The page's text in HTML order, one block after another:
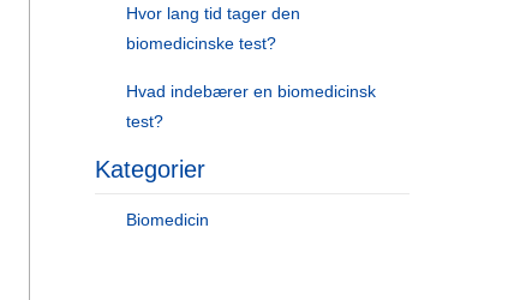
Hvor lang tid tager den
biomedicinske test?
Hvad indebærer en biomedicinsk
test?
Kategorier
Biomedicin